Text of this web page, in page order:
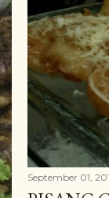
September 01,